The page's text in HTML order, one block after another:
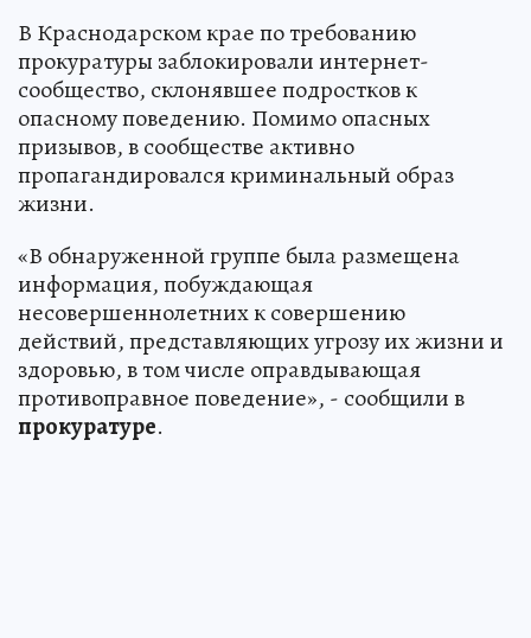
В Краснодарском крае по требованию
прокуратуры заблокировали интернет-
сообщество, склонявшее подростков к
опасному поведению. Помимо опасных
призывов, в сообществе активно
пропагандировался криминальный образ
жизни.
«В обнаруженной группе была размещена
информация, побуждающая
несовершеннолетних к совершению
действий, представляющих угрозу их жизни и
здоровью, в том числе оправдывающая
противоправное поведение», - сообщили в
прокуратуре.